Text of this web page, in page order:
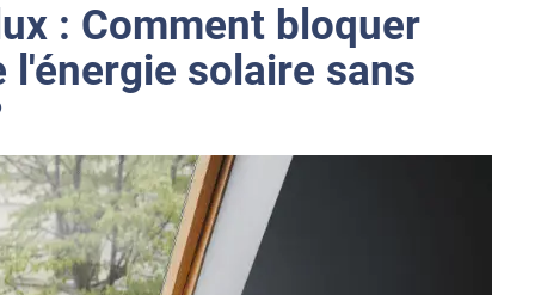
: Comment bloquer
l'énergie solaire sans